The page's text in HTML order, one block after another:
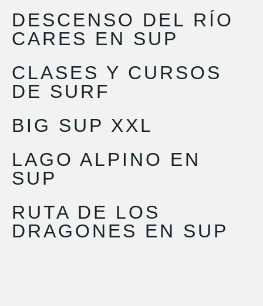
DESCENSO DEL RÍO
CARES EN SUP
CLASES Y CURSOS
DE SURF
BIG SUP XXL
LAGO ALPINO EN
SUP
RUTA DE LOS
DRAGONES EN SUP